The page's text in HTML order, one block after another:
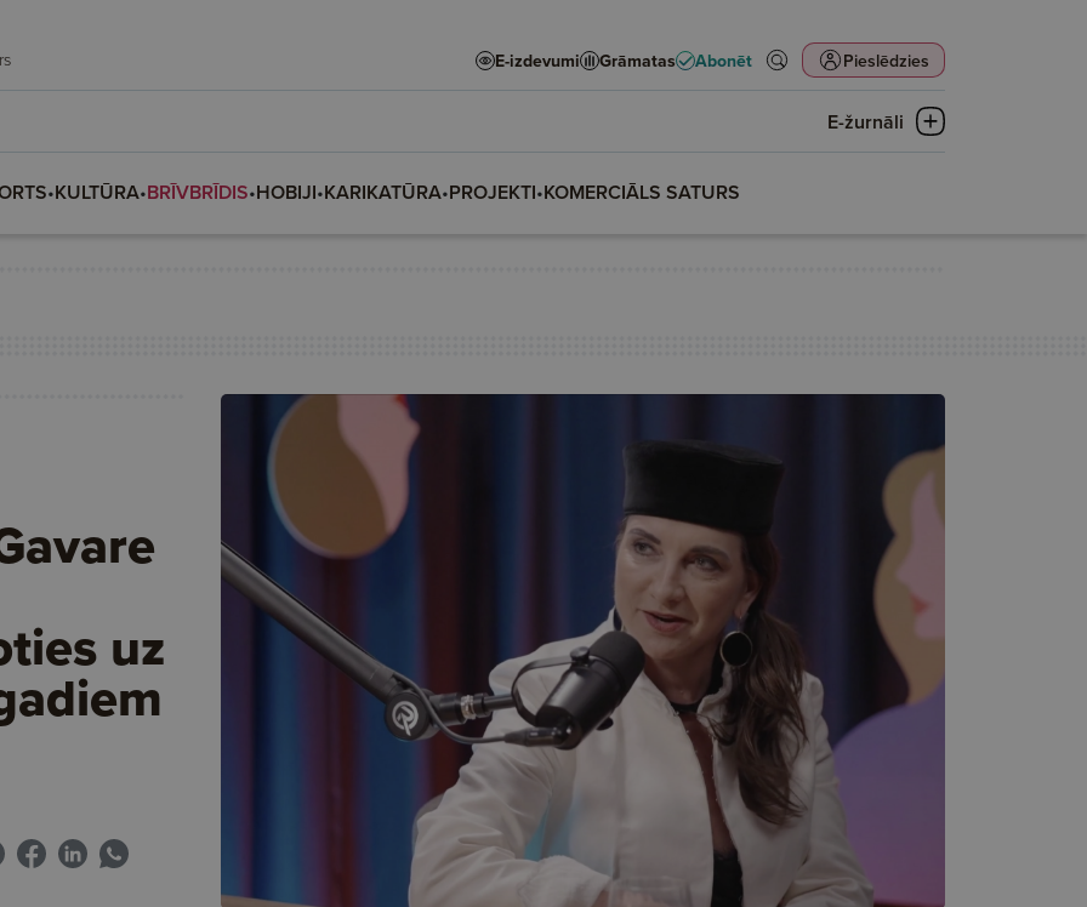
E-izdevumi Grāmatas Abonēt Pieslēdzies
E-žurnāli
•KULTŪRA•BRĪVBRĪDIS•HOBIJI•KARIKATŪRA•PROJEKTI•KOMERCIĀLS SATURS
uz